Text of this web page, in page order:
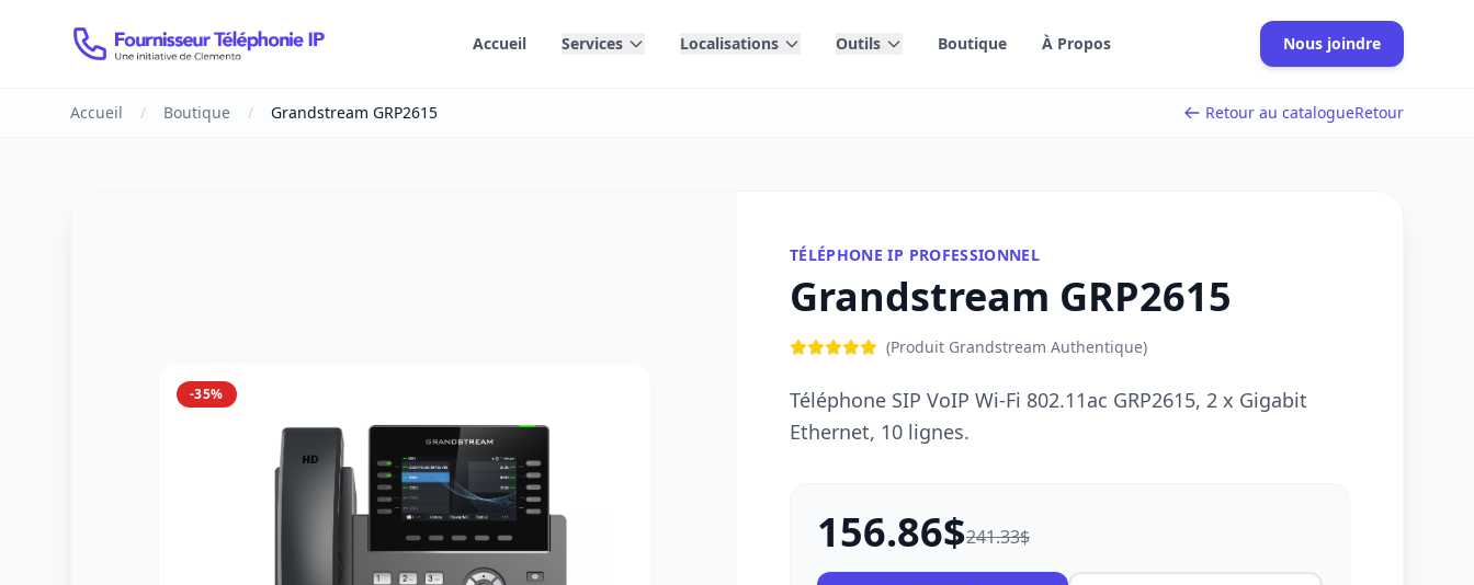
Accueil Services Localisations Outils Boutique À Propos Nous joindre
Accueil / Boutique / Grandstream GRP2615 Retour au catalogueRetour
-35%
TÉLÉPHONE IP PROFESSIONNEL
Grandstream GRP2615
(Produit Grandstream Authentique)
Téléphone SIP VoIP Wi-Fi 802.11ac GRP2615, 2 x Gigabit
Ethernet, 10 lignes.
156.86$241.33$